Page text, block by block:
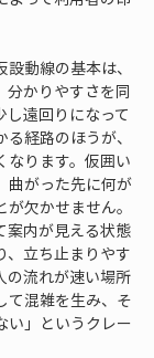
動線の基本は、
分かりやすさを同
し遠回りになって
経路のほうが、
なります。仮囲い
曲がった先に何が
欠かせません。
案内が見える状態
、立ち止まりやす
の流れが速い場所
て混雑を生み、そ
い」というクレー